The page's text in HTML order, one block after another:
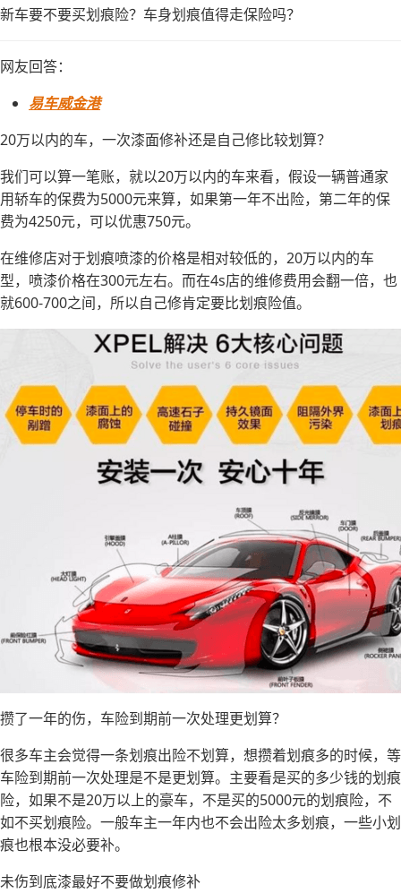
新车要不要买划痕险？车身划痕值得走保险吗？
网友回答：
易车威金港
20万以内的车，一次漆面修补还是自己修比较划算？
我们可以算一笔账，就以20万以内的车来看，假设一辆普通家
用轿车的保费为5000元来算，如果第一年不出险，第二年的保
费为4250元，可以优惠750元。
在维修店对于划痕喷漆的价格是相对较低的，20万以内的车
型，喷漆价格在300元左右。而在4s店的维修费用会翻一倍，也
就600-700之间，所以自己修肯定要比划痕险值。
攒了一年的伤，车险到期前一次处理更划算？
很多车主会觉得一条划痕出险不划算，想攒着划痕多的时候，等
车险到期前一次处理是不是更划算。主要看是买的多少钱的划痕
险，如果不是20万以上的豪车，不是买的5000元的划痕险，不
如不买划痕险。一般车主一年内也不会出险太多划痕，一些小划
痕也根本没必要补。
未伤到底漆最好不要做划痕修补